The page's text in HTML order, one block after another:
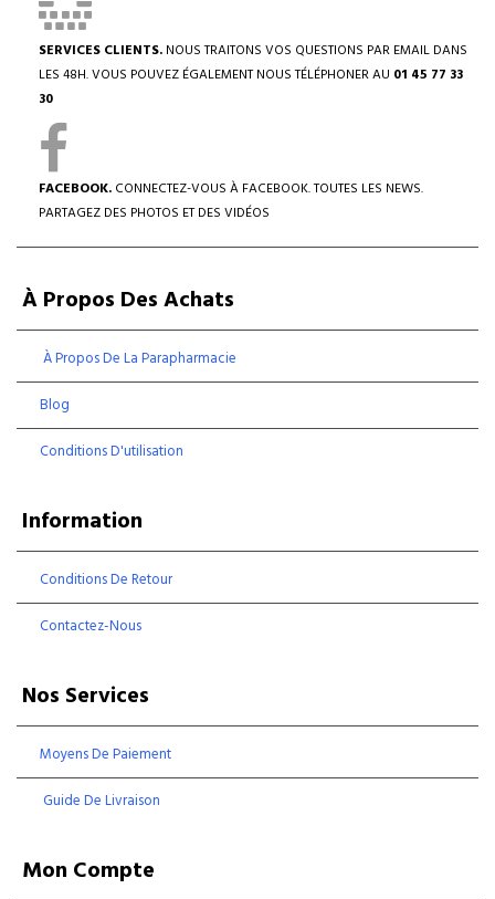
SERVICES CLIENTS. NOUS TRAITONS VOS QUESTIONS PAR EMAIL DANS
LES 48H. VOUS POUVEZ ÉGALEMENT NOUS TÉLÉPHONER AU 01 45 77 33
30
FACEBOOK. CONNECTEZ-VOUS À FACEBOOK. TOUTES LES NEWS.
PARTAGEZ DES PHOTOS ET DES VIDÉOS
À Propos Des Achats
À Propos De La Parapharmacie
Blog
Conditions D'utilisation
Information
Conditions De Retour
Contactez-Nous
Nos Services
Moyens De Paiement
Guide De Livraison
Mon Compte